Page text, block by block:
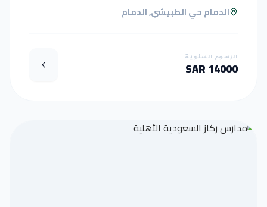
الدمام حي الطبيشي, الدمام
الرسوم السنوية
14000 SAR